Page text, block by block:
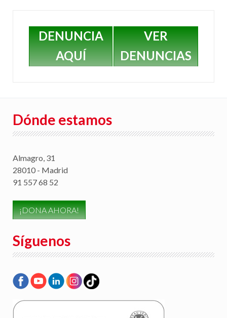
DENUNCIA
AQUÍ
VER
DENUNCIAS
Dónde estamos
Almagro, 31
28010 - Madrid
91 557 68 52
¡DONA AHORA!
Síguenos